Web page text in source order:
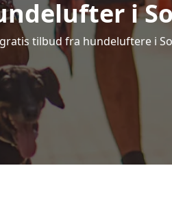
i
tilbud fra hundeluftere i